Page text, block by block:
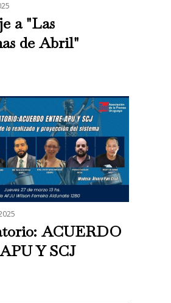
a "Las
de Abril"
ACUERDO
Y SCJ